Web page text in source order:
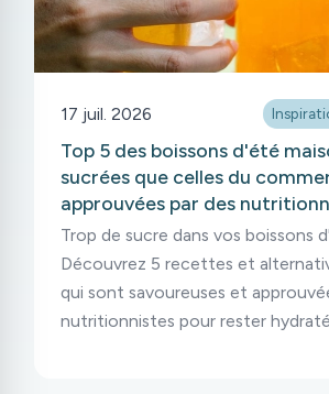
17 juil. 2026
Top 5 des boissons d'été
sucrées que celles du
approuvées par des
Trop de sucre dans vos boissons
Découvrez 5 recettes et
qui sont savoureuses et
nutritionnistes pour rester